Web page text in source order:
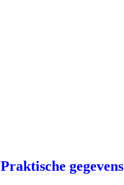
Praktische gegevens